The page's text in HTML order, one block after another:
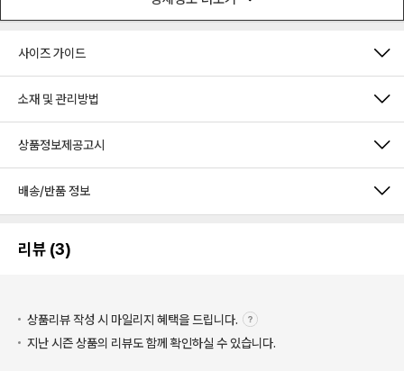
사이즈 가이드
소재 및 관리방법
상품정보제공고시
배송/반품 정보
리뷰 (3)
상품리뷰 작성 시 마일리지 혜택을 드립니다.
지난 시즌 상품의 리뷰도 함께 확인하실 수 있습니다.